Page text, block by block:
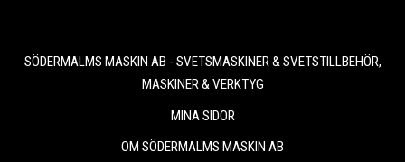
SÖDERMALMS MASKIN AB - SVETSMASKINER & SVETSTILLBEHÖR,
MASKINER & VERKTYG
MINA SIDOR
OM SÖDERMALMS MASKIN AB